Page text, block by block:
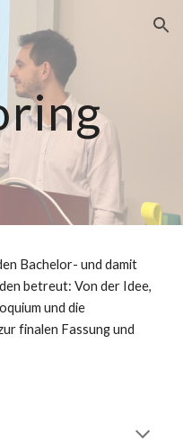
Skip to navigation
Bachelor- und damit
betreut: Von der Idee,
und die
finalen Fassung und